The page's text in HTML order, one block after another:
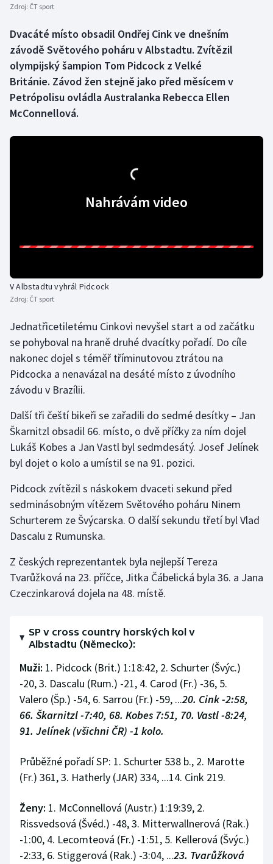
Curling
Dostihy
Florbal
Futsal
Lezení
Lyže a snowboard
Moderní pětiboj
Motorsport
Olympijské hry
Parasport
Plážový volejbal
Ragby
Rychlobruslení
Rychlostní kanoistika
Sportovní střelba
Stolní tenis
Triatlon
Veslování
Vodní slalom
Ostatní
Zdroj: ČT sport
Dvacáté místo obsadil Ondřej Cink ve dnešním
závodě Světového poháru v Albstadtu. Zvítězil
olympijský šampion Tom Pidcock z Velké
Británie. Závod žen stejně jako před měsícem v
Petrópolisu ovládla Australanka Rebecca Ellen
McConnellová.
Nahrávám video
V Albstadtu vyhrál Pidcock
Zdroj: ČT sport
Jednatřicetiletému Cinkovi nevyšel start a od začátku
se pohyboval na hraně druhé dvacítky pořadí. Do cíle
nakonec dojel s téměř tříminutovou ztrátou na
Pidcocka a nenavázal na desáté místo z úvodního
závodu v Brazílii.
Další tři čeští bikeři se zařadili do sedmé desítky – Jan
Škarnitzl obsadil 66. místo, o dvě příčky za ním dojel
Lukáš Kobes a Jan Vastl byl sedmdesátý. Josef Jelínek
byl dojet o kolo a umístil se na 91. pozici.
Pidcock zvítězil s náskokem dvaceti sekund před
sedminásobným vítězem Světového poháru Ninem
Schurterem ze Švýcarska. O další sekundu třetí byl Vlad
Dascalu z Rumunska.
Z českých reprezentantek byla nejlepší Tereza
Tvarůžková na 23. příčce, Jitka Čábelická byla 36. a Jana
Czeczinkarová dojela na 48. místě.
SP v cross country horských kol v
Albstadtu (Německo):
Muži: 1. Pidcock (Brit.) 1:18:42, 2. Schurter (Švýc.)
-20, 3. Dascalu (Rum.) -21, 4. Carod (Fr.) -36, 5.
Valero (Šp.) -54, 6. Sarrou (Fr.) -59, ...20. Cink -2:58,
66. Škarnitzl -7:40, 68. Kobes 7:51, 70. Vastl -8:24,
91. Jelínek (všichni ČR) -1 kolo.
Průběžné pořadí SP: 1. Schurter 538 b., 2. Marotte
(Fr.) 361, 3. Hatherly (JAR) 334, ...14. Cink 219.
Ženy: 1. McConnellová (Austr.) 1:19:39, 2.
Rissvedsová (Švéd.) -48, 3. Mitterwallnerová (Rak.)
-1:00, 4. Lecomteová (Fr.) -1:51, 5. Kellerová (Švýc.)
-2:33, 6. Stiggerová (Rak.) -3:04, ...23. Tvarůžková